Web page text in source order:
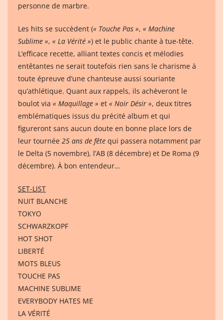
personne de marbre.
Les hits se succèdent (« Touche Pas », « Machine
Sublime », « La Vérité ») et le public chante à tue-tête.
L’efficace recette, alliant textes concis et mélodies
entêtantes ne serait toutefois rien sans le charisme à
toute épreuve d’une chanteuse aussi souriante
qu’athlétique. Quant aux rappels, ils achèveront le
boulot via « Maquillage » et « Noir Désir », deux titres
emblématiques issus du précité album et qui
figureront sans aucun doute en bonne place lors de
leur tournée 25 ans de fête qui passera notamment par
le Delta (5 novembre), l’AB (8 décembre) et De Roma (9
décembre). À bon entendeur…
SET-LIST
NUIT BLANCHE
TOKYO
SCHWARZKOPF
HOT SHOT
LIBERTÉ
MOTS BLEUS
TOUCHE PAS
MACHINE SUBLIME
EVERYBODY HATES ME
LA VÉRITÉ